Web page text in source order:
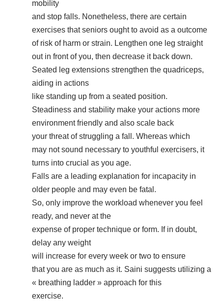
mobility
and stop falls. Nonetheless, there are certain
exercises that seniors ought to avoid as a outcome
of risk of harm or strain. Lengthen one leg straight
out in front of you, then decrease it back down.
Seated leg extensions strengthen the quadriceps,
aiding in actions
like standing up from a seated position.
Steadiness and stability make your actions more
environment friendly and also scale back
your threat of struggling a fall. Whereas which
may not sound necessary to youthful exercisers, it
turns into crucial as you age.
Falls are a leading explanation for incapacity in
older people and may even be fatal.
So, only improve the workload whenever you feel
ready, and never at the
expense of proper technique or form. If in doubt,
delay any weight
will increase for every week or two to ensure
that you are as much as it. Saini suggests utilizing a
« breathing ladder » approach for this
exercise.